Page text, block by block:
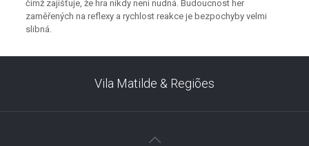
čímž zajišťuje, že hra nikdy není nudná. Budoucnost her
zaměřených na reflexy a rychlost reakce je bezpochyby velmi
slibná.
Vila Matilde & Regiões